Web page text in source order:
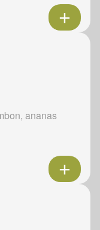
ananas